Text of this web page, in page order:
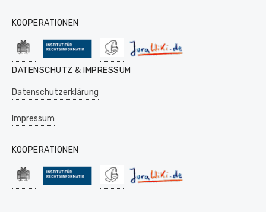
KOOPERATIONEN
DATENSCHUTZ & IMPRESSUM
Datenschutzerklärung
Impressum
KOOPERATIONEN